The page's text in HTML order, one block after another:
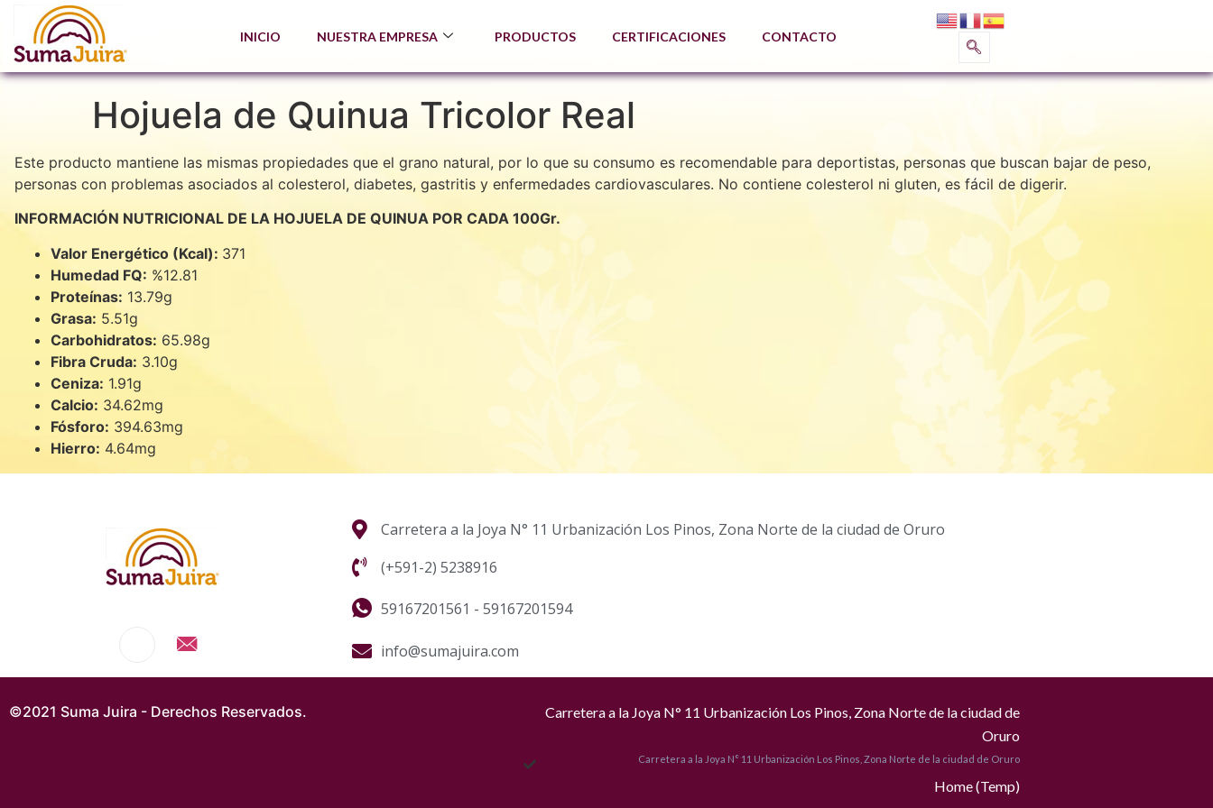
INICIO NUESTRA EMPRESA PRODUCTOS CERTIFICACIONES CONTACTO
Hojuela de Quinua Tricolor Real
Este producto mantiene las mismas propiedades que el grano natural, por lo que su consumo es recomendable para deportistas, personas que buscan bajar de peso,
personas con problemas asociados al colesterol, diabetes, gastritis y enfermedades cardiovasculares. No contiene colesterol ni gluten, es fácil de digerir.
INFORMACIÓN NUTRICIONAL DE LA HOJUELA DE QUINUA POR CADA 100Gr.
Valor Energético (Kcal): 371
Humedad FQ: %12.81
Proteínas: 13.79g
Grasa: 5.51g
Carbohidratos: 65.98g
Fibra Cruda: 3.10g
Ceniza: 1.91g
Calcio: 34.62mg
Fósforo: 394.63mg
Hierro: 4.64mg
Carretera a la Joya N° 11 Urbanización Los Pinos, Zona Norte de la ciudad de Oruro
(+591-2) 5238916
59167201561 - 59167201594
info@sumajuira.com
©2021 Suma Juira - Derechos Reservados.
Carretera a la Joya N° 11 Urbanización Los Pinos, Zona Norte de la ciudad de
Oruro
Carretera a la Joya N° 11 Urbanización Los Pinos, Zona Norte de la ciudad de Oruro
Home (Temp)